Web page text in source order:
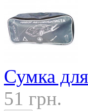
Сумка
51 грн.